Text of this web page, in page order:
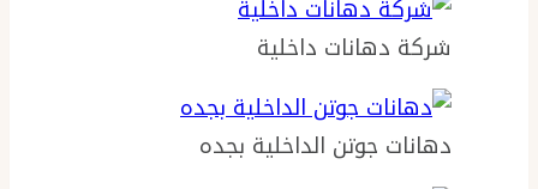
شركة دهانات داخلية
دهانات جوتن الداخلية بجده